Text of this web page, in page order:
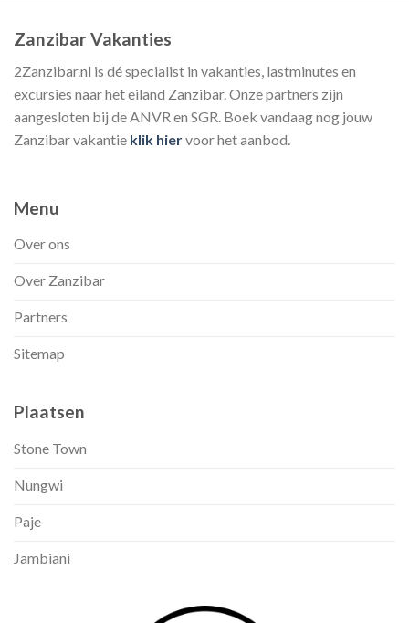
Zanzibar Vakanties
2Zanzibar.nl is dé specialist in vakanties, lastminutes en
excursies naar het eiland Zanzibar. Onze partners zijn
aangesloten bij de ANVR en SGR. Boek vandaag nog jouw
Zanzibar vakantie klik hiervoor het aanbod.
Menu
Over ons
Over Zanzibar
Partners
Sitemap
Plaatsen
Stone Town
Nungwi
Paje
Jambiani